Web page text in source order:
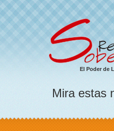
El Poder de
Mira estas